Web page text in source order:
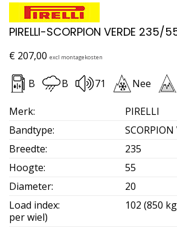
PIRELLI-SCORPION VERDE 235/
€ 207,00 excl montagekosten
B B 71 Nee
Merk:
PIRELLI
Bandtype:
SCORPION
Breedte:
235
Hoogte:
55
Diameter:
20
Load index:
102 (850
per wiel)